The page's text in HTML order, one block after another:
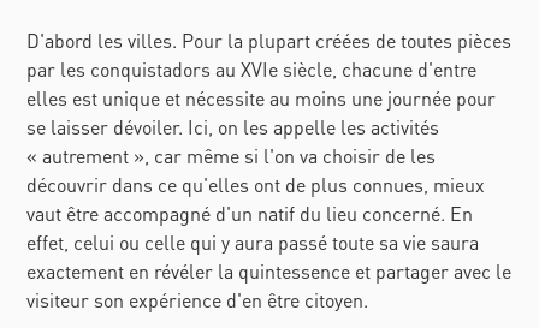
D'abord les villes. Pour la plupart créées de toutes pièces
par les conquistadors au XVIe siècle, chacune d'entre
elles est unique et nécessite au moins une journée pour
se laisser dévoiler. Ici, on les appelle les activités
« autrement », car même si l'on va choisir de les
découvrir dans ce qu'elles ont de plus connues, mieux
vaut être accompagné d'un natif du lieu concerné. En
effet, celui ou celle qui y aura passé toute sa vie saura
exactement en révéler la quintessence et partager avec le
visiteur son expérience d'en être citoyen.